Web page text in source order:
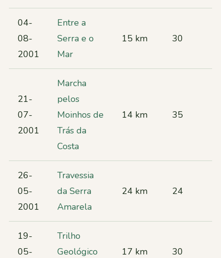
04-
08-
2001
Entre a
Serra e o
Mar
15 km 30
21-
07-
2001
Marcha
pelos
Moinhos de
Trás da
Costa
14 km 35
26-
05-
2001
Travessia
da Serra
Amarela
24 km 24
19-
05-
Trilho
Geológico
17 km 30